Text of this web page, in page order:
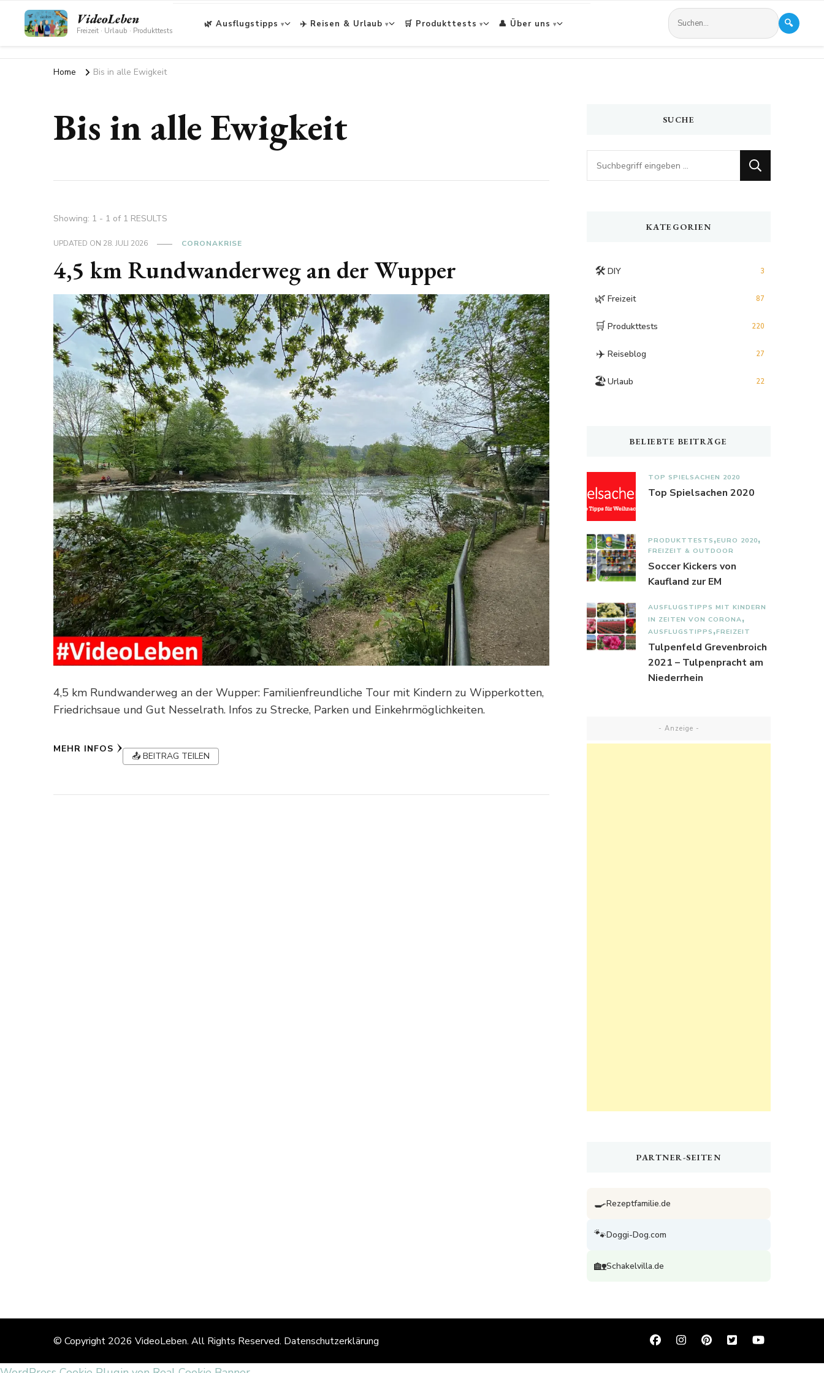
VideoLeben
Freizeit · Urlaub · Produkttests
🌿 Ausflugstipps ✈️ Reisen & Urlaub 🛒 Produkttests 👤 Über uns 🔍
Home Bis in alle Ewigkeit
Bis in alle Ewigkeit
Showing: 1 - 1 of 1 RESULTS
UPDATED ON 28. JULI 2026 CORONAKRISE
4,5 km Rundwanderweg an der Wupper
4,5 km Rundwanderweg an der Wupper: Familienfreundliche Tour mit Kindern zu Wipperkotten,
Friedrichsaue und Gut Nesselrath. Infos zu Strecke, Parken und Einkehrmöglichkeiten.
MEHR INFOS
📤 BEITRAG TEILEN
SUCHE
Looking
for
KATEGORIEN
🛠️ DIY 3
🌿 Freizeit 87
🛒 Produkttests 220
✈️ Reiseblog 27
🏖️Urlaub 22
BELIEBTE BEITRÄGE
TOP SPIELSACHEN 2020
Top Spielsachen 2020
PRODUKTTESTS EURO 2020
FREIZEIT & OUTDOOR
Soccer Kickers von
Kaufland zur EM
AUSFLUGSTIPPS MIT KINDERN
IN ZEITEN VON CORONA
AUSFLUGSTIPPS FREIZEIT
Tulpenfeld Grevenbroich
2021 – Tulpenpracht am
Niederrhein
- Anzeige -
PARTNER-SEITEN
🍳Rezeptfamilie.de
🐾Doggi-Dog.com
🏡Schakelvilla.de
© Copyright 2026 VideoLeben. All Rights Reserved. Datenschutzerklärung